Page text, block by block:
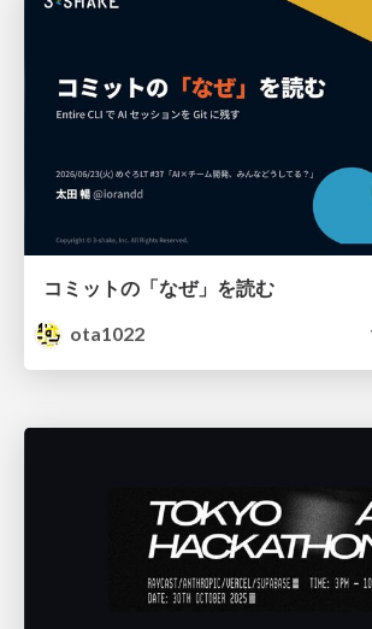
コミットの「なぜ」を読む
ota1022